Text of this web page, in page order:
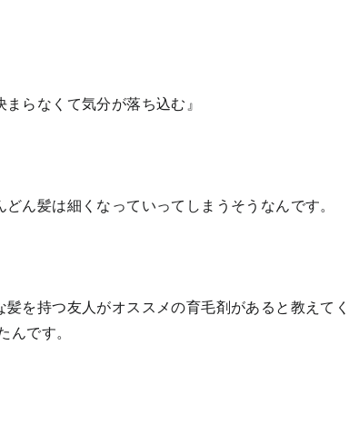
らなくて気分が落ち込む』
ん髪は細くなっていってしまうそうなんです。
を持つ友人がオススメの育毛剤があると教えてく
んです。